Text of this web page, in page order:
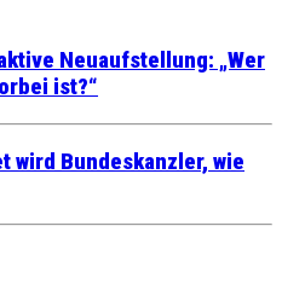
Neuaufstellung: „Wer
ist?“
wird Bundeskanzler, wie